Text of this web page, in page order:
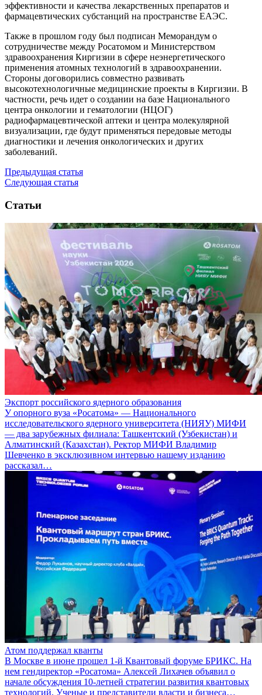
эффективности и качества лекарственных препаратов и
фармацевтических субстанций на пространстве ЕАЭС.
Также в прошлом году был подписан Меморандум о
сотрудничестве между Росатомом и Министерством
здравоохранения Киргизии в сфере неэнергетического
применения атомных технологий в здравоохранении.
Стороны договорились совместно развивать
высокотехнологичные медицинские проекты в Киргизии. В
частности, речь идет о создании на базе Национального
центра онкологии и гематологии (НЦОГ)
радиофармацевтической аптеки и центра молекулярной
визуализации, где будут применяться передовые методы
диагностики и лечения онкологических и других
заболеваний.
Предыдущая статья
Следующая статья
Статьи
Экспорт российского ядерного образования
У опорного вуза «Росатома» — Национального
исследовательского ядерного университета (НИЯУ) МИФИ
— два зарубежных филиала: Ташкентский (Узбекистан) и
Алматинский (Казахстан). Ректор МИФИ Владимир
Шевченко в эксклюзивном интервью нашему изданию
рассказал…
Атом поддержал кванты
В Москве в июне прошел 1-й Квантовый форуме БРИКС. На
нем гендиректор «Росатома» Алексей Лихачев объявил о
начале обсуждения 10-летней стратегии развития квантовых
технологий. Ученые и представители власти и бизнеса…